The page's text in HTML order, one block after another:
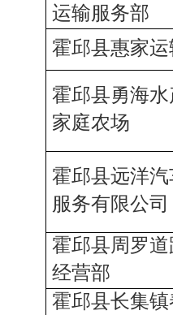
运输服务部
霍邱县惠家运
霍邱县勇海
家庭农场
霍邱县远洋
服务有限公司
霍邱县周罗
经营部
霍邱县长集镇